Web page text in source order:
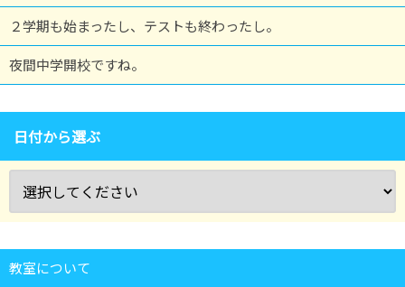
２学期も始まったし、テストも終わったし。
夜間中学開校ですね。
日付から選ぶ
教室について